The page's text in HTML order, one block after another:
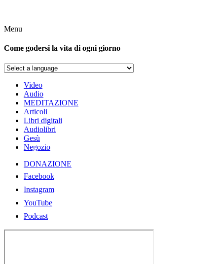
Menu
Come godersi la vita di ogni giorno
Video
Audio
MEDITAZIONE
Articoli
Libri digitali
Audiolibri
Gesù
Negozio
DONAZIONE
Facebook
Instagram
YouTube
Podcast